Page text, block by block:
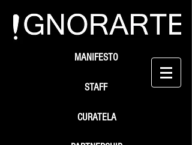
STAFF
MANIFESTO
CURATELA